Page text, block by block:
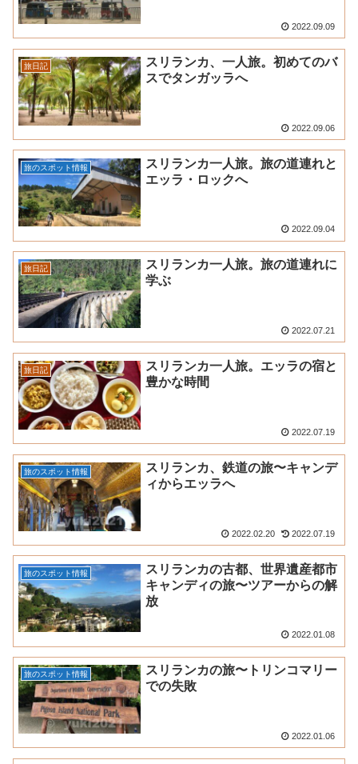
2022.09.09
旅日記
スリランカ、一人旅。初めてのバ
スでタンガッラへ
2022.09.06
旅のスポット情報
スリランカ一人旅。旅の道連れと
エッラ・ロックへ
2022.09.04
旅日記
スリランカ一人旅。旅の道連れに
学ぶ
2022.07.21
旅日記
スリランカ一人旅。エッラの宿と
豊かな時間
2022.07.19
旅のスポット情報
スリランカ、鉄道の旅〜キャンデ
ィからエッラへ
2022.02.20 2022.07.19
旅のスポット情報
スリランカの古都、世界遺産都市
キャンディの旅〜ツアーからの解
放
2022.01.08
旅のスポット情報
スリランカの旅〜トリンコマリー
での失敗
2022.01.06